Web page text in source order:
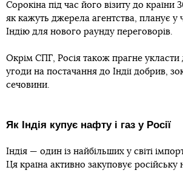
Сорокіна під час його візиту до країни
як кажуть джерела агентства, планує у
Індію для нового раунду переговорів.
Окрім СПГ, Росія також прагне укласти
угоди на постачання до Індії добрив,
сечовини.
Як Індія купує нафту і газ у Росії
Індія — один із найбільших у світі
Ця країна активно закуповує російську